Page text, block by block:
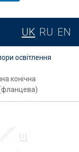
UK RU EN
освітлення
конічна
(фланцева)